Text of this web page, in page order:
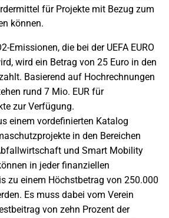
für Projekte mit Bezug zum
können.
Emissionen, die bei der UEFA EURO
wird ein Betrag von 25 Euro in den
Basierend auf Hochrechnungen
rund 7 Mio. EUR für
zur Verfügung.
einem vordefinierten Katalog
in den Bereichen
und Smart Mobility
in jeder finanziellen
zu einem Höchstbetrag von 250.000
Es muss dabei vom Verein
von zehn Prozent der